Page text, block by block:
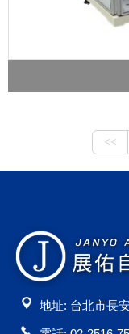
地址: 台北市長